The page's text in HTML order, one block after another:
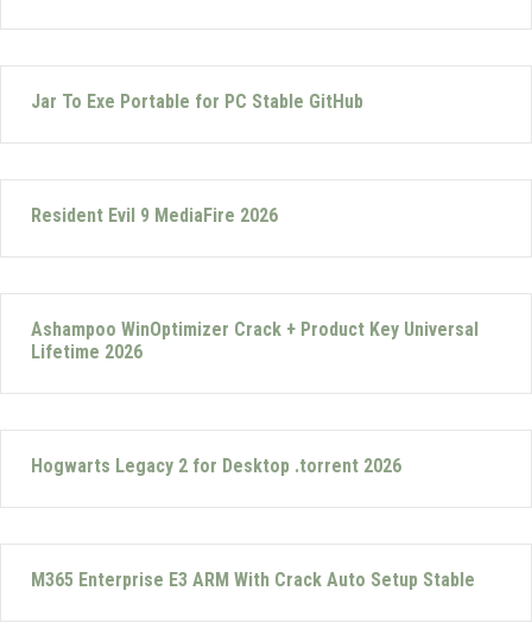
Jar To Exe Portable for PC Stable GitHub
Resident Evil 9 MediaFire 2026
Ashampoo WinOptimizer Crack + Product Key Universal
Lifetime 2026
Hogwarts Legacy 2 for Desktop .torrent 2026
M365 Enterprise E3 ARM With Crack Auto Setup Stable